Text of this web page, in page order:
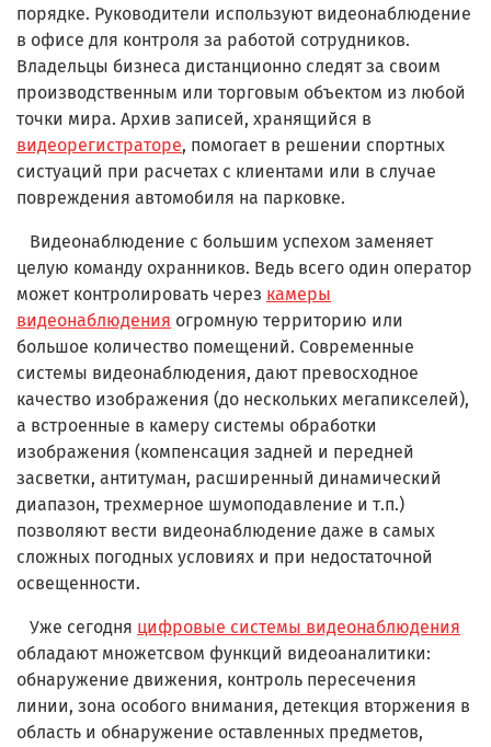
порядке. Руководители используют видеонаблюдение
в офисе для контроля за работой сотрудников.
Владельцы бизнеса дистанционно следят за своим
производственным или торговым объектом из любой
точки мира. Архив записей, хранящийся в
видеорегистраторе, помогает в решении спортных
систуаций при расчетах с клиентами или в случае
повреждения автомобиля на парковке.
Видеонаблюдение с большим успехом заменяет
целую команду охранников. Ведь всего один оператор
может контролировать через камеры
видеонаблюдения огромную территорию или
большое количество помещений. Современные
системы видеонаблюдения, дают превосходное
качество изображения (до нескольких мегапикселей),
а встроенные в камеру системы обработки
изображения (компенсация задней и передней
засветки, антитуман, расширенный динамический
диапазон, трехмерное шумоподавление и т.п.)
позволяют вести видеонаблюдение даже в самых
сложных погодных условиях и при недостаточной
освещенности.
Уже сегодня цифровые системы видеонаблюдения
обладают множетсвом функций видеоаналитики:
обнаружение движения, контроль пересечения
линии, зона особого внимания, детекция вторжения в
область и обнаружение оставленных предметов,